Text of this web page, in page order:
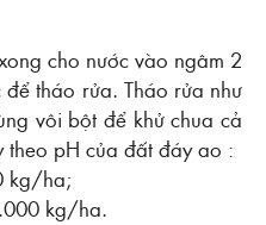
cho nước vào ngâm 2
tháo rửa. Tháo rửa như
vôi bột để khử chua cả
theo pH của đất đáy ao :
kg/ha;
kg/ha.